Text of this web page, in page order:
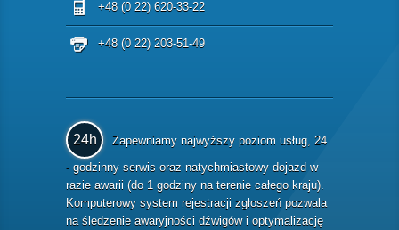
+48 (0 22) 620-33-22
+48 (0 22) 203-51-49
24h
Zapewniamy najwyższy poziom usług, 24
- godzinny serwis oraz natychmiastowy dojazd w
razie awarii (do 1 godziny na terenie całego kraju).
Komputerowy system rejestracji zgłoszeń pozwala
na śledzenie awaryjności dźwigów i optymalizację